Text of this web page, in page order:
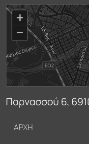
Υποσέλιδο
ΑΡΧΗ
+
−
Παρνασσού 6,